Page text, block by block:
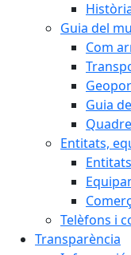
Guia del
Com
Guia
Entitats,
Telèfons i
Transparència